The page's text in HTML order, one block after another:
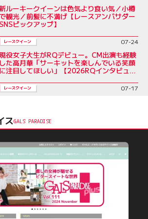
ルーキークイーンは色気より食い気／小樽
で観光／前髪に不満げ【レースアンバサダー
SNSピックアップ】
レースクイーン 07-24
役女子大生がRQデビュー。CM出演も経験
した高月華「サーキットを楽しんでいる笑顔
に注目してほしい」【2026RQインタビュー
レースクイーン 07-17
ス